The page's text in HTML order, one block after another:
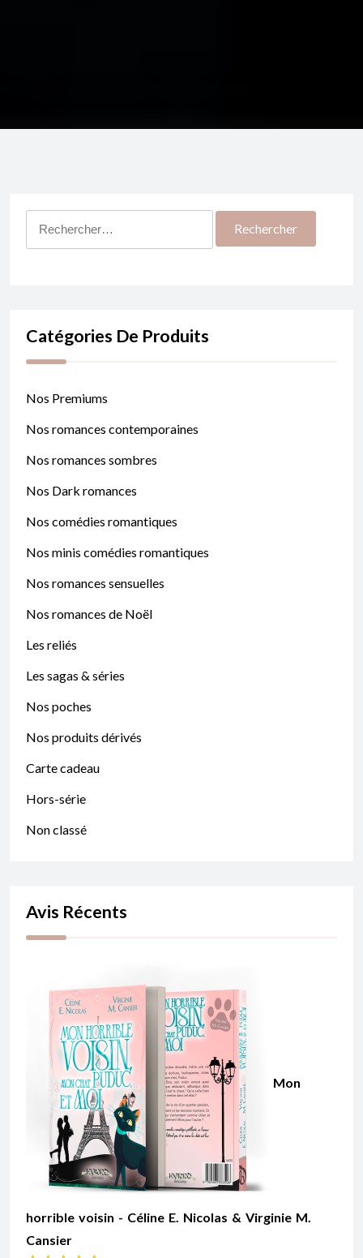
Catégories De Produits
Nos Premiums
Nos romances contemporaines
Nos romances sombres
Nos Dark romances
Nos comédies romantiques
Nos minis comédies romantiques
Nos romances sensuelles
Nos romances de Noël
Les reliés
Les sagas & séries
Nos poches
Nos produits dérivés
Carte cadeau
Hors-série
Non classé
Avis Récents
Mon
horrible voisin - Céline E. Nicolas & Virginie M.
Cansier